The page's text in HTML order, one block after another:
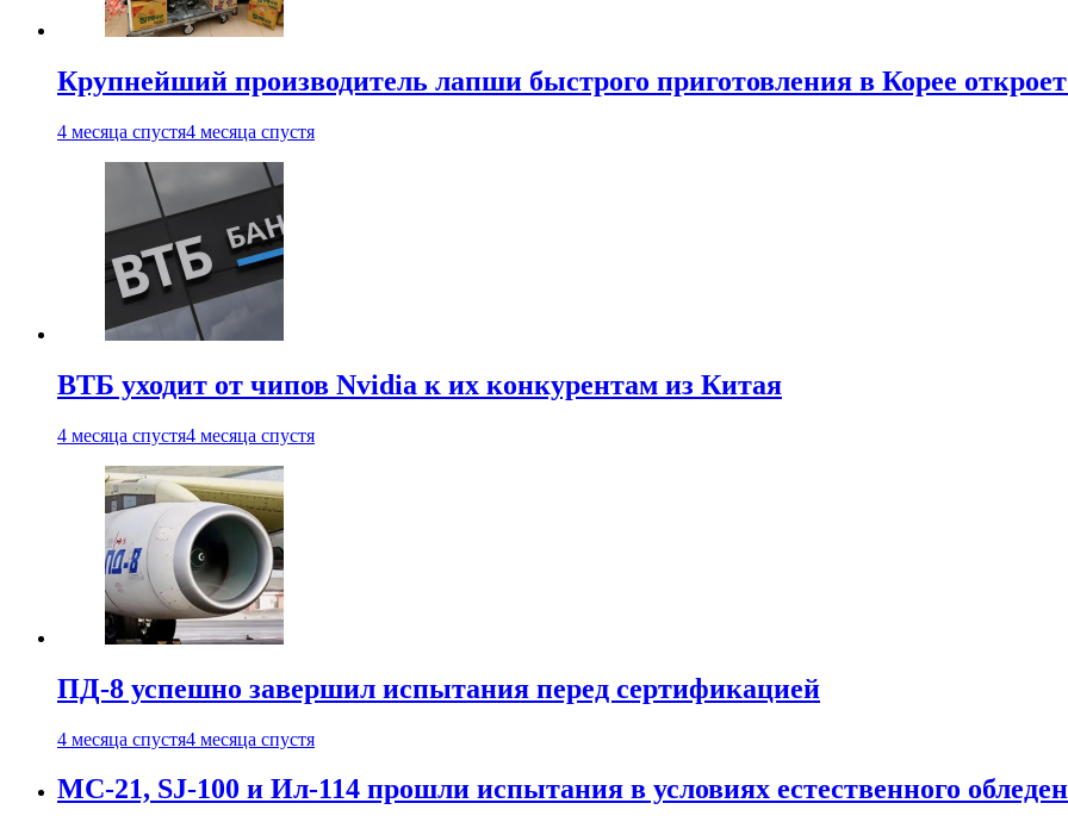
Крупнейший производитель лапши быстрого приготовления в Корее
4 месяца спустя4 месяца спустя
ВТБ уходит от чипов Nvidia к их конкурентам из Китая
4 месяца спустя4 месяца спустя
ПД-8 успешно завершил испытания перед сертификацией
4 месяца спустя4 месяца спустя
МС-21, SJ-100 и Ил-114 прошли испытания в условиях естественного